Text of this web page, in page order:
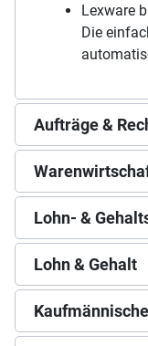
Lexware
Die
Aufträge &
Lohn- &
Lohn & Gehalt